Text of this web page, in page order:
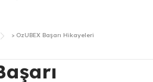
> OzUBEX Başarı Hikayeleri